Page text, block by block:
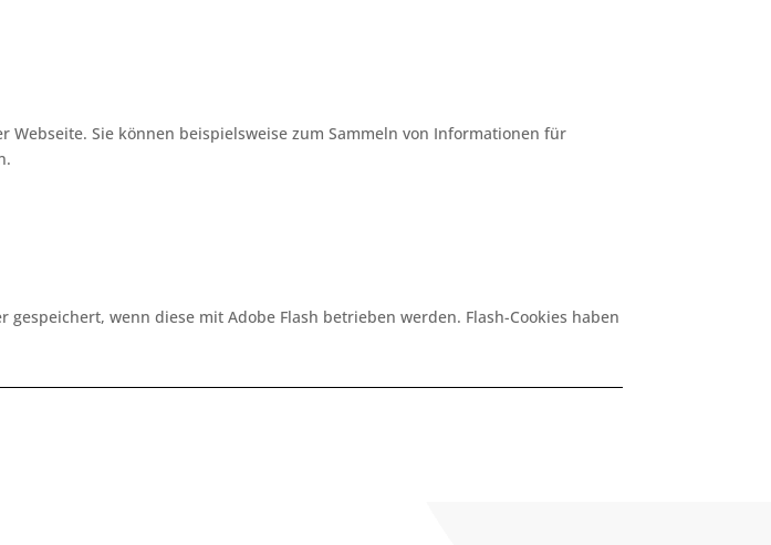
Sie können beispielsweise zum Sammeln von Informationen für
wenn diese mit Adobe Flash betrieben werden. Flash-Cookies haben